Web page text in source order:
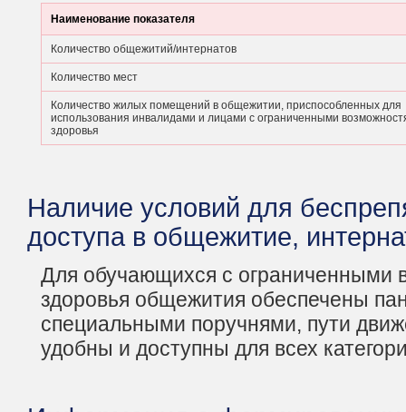
Наименование показателя
Количество общежитий/интернатов
Количество мест
Количество жилых помещений в общежитии, приспособленных для
использования инвалидами и лицами с ограниченными
здоровья
Наличие условий для
доступа в общежитие,
Для обучающихся с ограниченными
здоровья общежития обеспечены
специальными поручнями, пути
удобны и доступны для всех